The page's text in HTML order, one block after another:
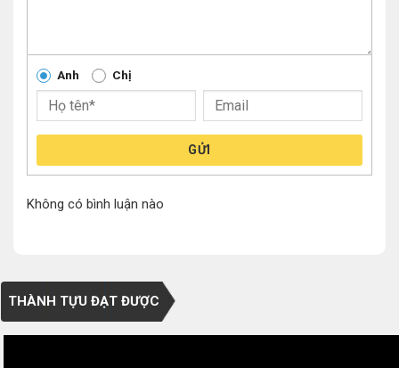
Anh Chị
GỬI
Không có bình luận nào
THÀNH TỰU ĐẠT ĐƯỢC